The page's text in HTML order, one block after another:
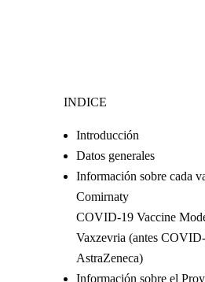
INDICE
Introducción
Datos generales
Información sobre cada
Comirnaty
COVID-19 Vaccine
Vaxzevria (antes
AstraZeneca)
Información sobre el